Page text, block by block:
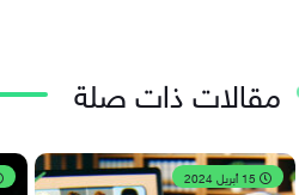
مقالات ذات صلة